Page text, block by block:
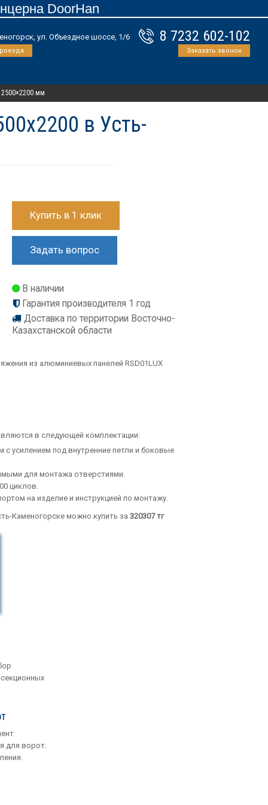
DoorHan
8 7232 602-102
Заказать звонок
ул. Объездное шоссе, 1/6
2500×2200 мм
в Усть-
Купить в 1 клик
Задать вопрос
В наличии
Гарантия производителя 1 год
Доставка по территории Восточно-
Казахстанской области
из алюминиевых панелей RSD01LUX
в следующей комплектации:
усилением под внутренние петли и боковые
для монтажа отверстиями.
циклов.
на изделие и инструкцией по монтажу.
Каменогорске можно купить за320307 тг
для ворот.